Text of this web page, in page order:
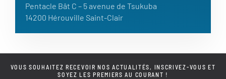
Pentacle Bât C – 5 avenue de Tsukuba
14200 Hérouville Saint-Clair
VOUS SOUHAITEZ RECEVOIR NOS ACTUALITÉS, INSCRIVEZ-VOUS ET
SOYEZ LES PREMIERS AU COURANT !